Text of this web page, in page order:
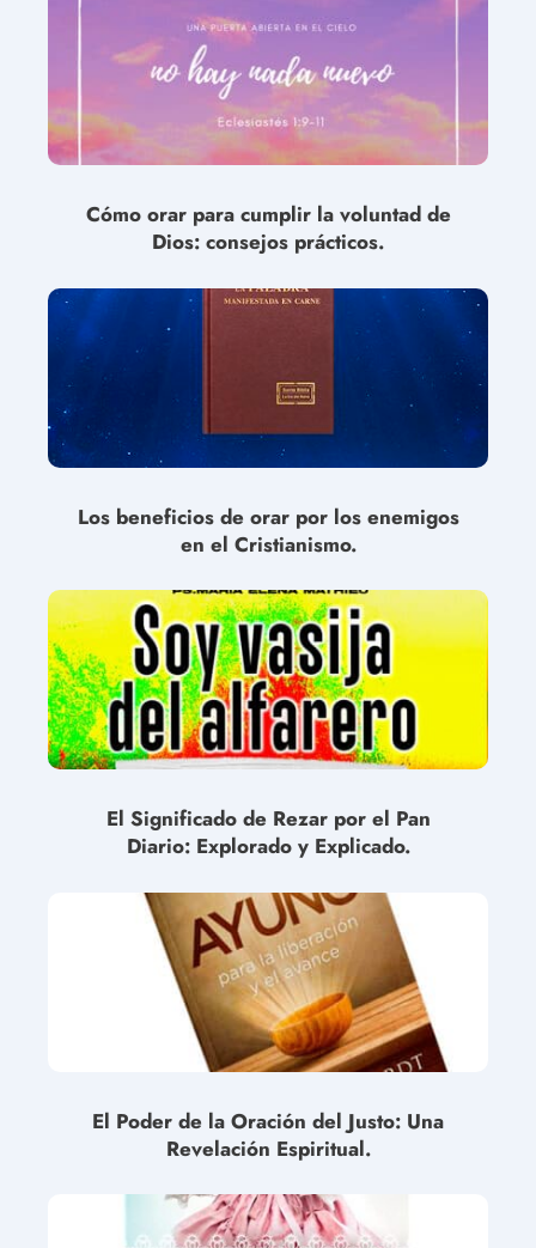
Cómo orar para cumplir la voluntad de
Dios: consejos prácticos.
Los beneficios de orar por los enemigos
en el Cristianismo.
El Significado de Rezar por el Pan
Diario: Explorado y Explicado.
El Poder de la Oración del Justo: Una
Revelación Espiritual.